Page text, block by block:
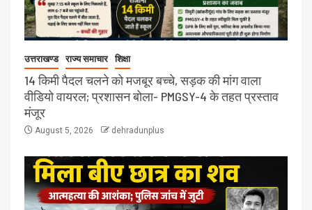
उत्तराखण्ड राज्य समाचार शिक्षा
14 किमी पैदल चलने को मजबूर बच्चे, सड़क की मांग वाला
वीडियो वायरल; प्रशासन बोला- PMGSY-4 के तहत प्रस्ताव
मंजूर
August 5, 2026 dehradunplus